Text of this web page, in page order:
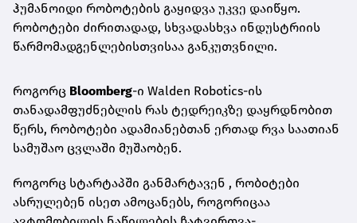
ჰუმანოიდი რობოტების გაყიდვა უკვე დაიწყო.
რობოტები ძირითადად, სხვადასხვა ინდუსტრიის
წარმომადგენლებისთვისაა განკუთვნილი.
როგორც Bloomberg-ი Walden Robotics-ის
თანადამფუძნებლის რას ტედრეიკზე დაყრდნობით
წერს, რობოტები ადამიანებთან ერთად რვა საათიან
სამუშაო ცვლაში მუშაობენ.
როგორც სტარტაპში განმარტავენ , რობoტები
ასრულებენ ისეთ ამოცანებს, როგორიცაა